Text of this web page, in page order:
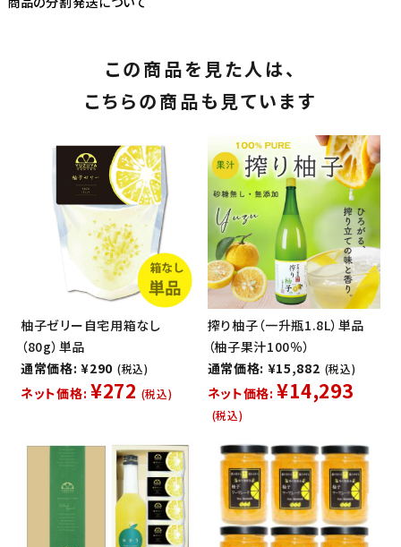
この商品を見た人は、
こちらの商品も見ています
柚子ゼリー自宅用箱なし
（80g）単品
通常価格: ¥290 (税込)
ネット価格: ¥272 (税込)
搾り柚子（一升瓶1.8L）単品
（柚子果汁100％）
通常価格: ¥15,882 (税込)
ネット価格: ¥14,293
(税込)